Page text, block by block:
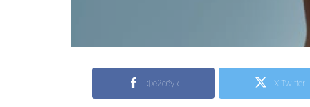
Фейсбук X Twitter